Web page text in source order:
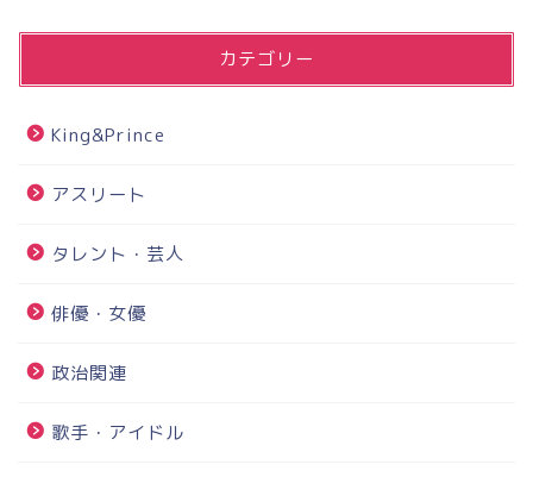
カテゴリー
King&Prince
アスリート
タレント・芸人
俳優・女優
政治関連
歌手・アイドル